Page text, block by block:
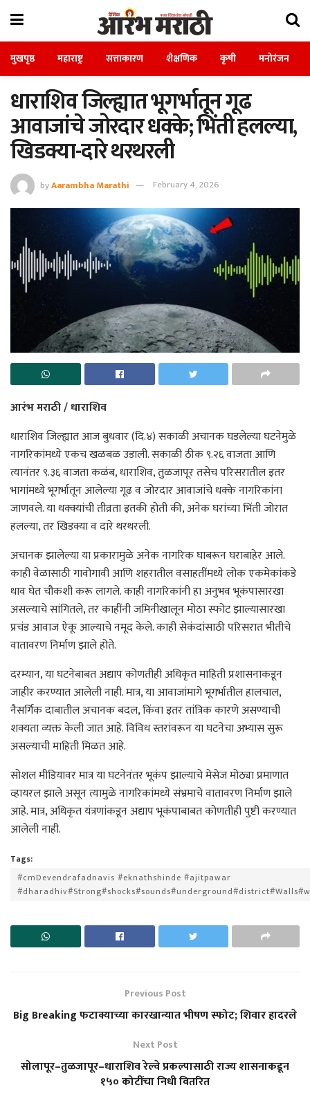
मुखपृष्ठ महाराष्ट्र सत्ताकारण शैक्षणिक कृषी मनोरंजन
धाराशिव जिल्ह्यात भूगर्भातून गूढ
आवाजांचे जोरदार धक्के; भिंती हलल्या,
खिडक्या-दारे थरथरली
byAarambha Marathi February 4, 2026
आरंभ मराठी / धाराशिव
धाराशिव जिल्ह्यात आज बुधवार (दि.४) सकाळी अचानक घडलेल्या घटनेमुळे
नागरिकांमध्ये एकच खळबळ उडाली. सकाळी ठीक ९.२६ वाजता आणि
त्यानंतर ९.३६ वाजता कळंब, धाराशिव, तुळजापूर तसेच परिसरातील इतर
भागांमध्ये भूगर्भातून आलेल्या गूढ व जोरदार आवाजांचे धक्के नागरिकांना
जाणवले. या धक्क्यांची तीव्रता इतकी होती की, अनेक घरांच्या भिंती जोरात
हलल्या, तर खिडक्या व दारे थरथरली.
अचानक झालेल्या या प्रकारामुळे अनेक नागरिक घाबरून घराबाहेर आले.
काही वेळासाठी गावोगावी आणि शहरातील वसाहतींमध्ये लोक एकमेकांकडे
धाव घेत चौकशी करू लागले. काही नागरिकांनी हा अनुभव भूकंपासारखा
असल्याचे सांगितले, तर काहींनी जमिनीखालून मोठा स्फोट झाल्यासारखा
प्रचंड आवाज ऐकू आल्याचे नमूद केले. काही सेकंदांसाठी परिसरात भीतीचे
वातावरण निर्माण झाले होते.
दरम्यान, या घटनेबाबत अद्याप कोणतीही अधिकृत माहिती प्रशासनाकडून
जाहीर करण्यात आलेली नाही. मात्र, या आवाजांमागे भूगर्भातील हालचाल,
नैसर्गिक दाबातील अचानक बदल, किंवा इतर तांत्रिक कारणे असण्याची
शक्यता व्यक्त केली जात आहे. विविध स्तरांवरून या घटनेचा अभ्यास सुरू
असल्याची माहिती मिळत आहे.
सोशल मीडियावर मात्र या घटनेनंतर भूकंप झाल्याचे मेसेज मोठ्या प्रमाणात
व्हायरल झाले असून त्यामुळे नागरिकांमध्ये संभ्रमाचे वातावरण निर्माण झाले
आहे. मात्र, अधिकृत यंत्रणांकडून अद्याप भूकंपाबाबत कोणतीही पुष्टी करण्यात
आलेली नाही.
Tags:
#cmDevendrafadnavis #eknathshinde #ajitpawar
Previous Post
Big Breaking फटाक्याच्या कारखान्यात भीषण स्फोट; शिवार हादरले
Next Post
सोलापूर–तुळजापूर–धाराशिव रेल्वे प्रकल्पासाठी राज्य शासनाकडून
१५० कोटींचा निधी वितरित